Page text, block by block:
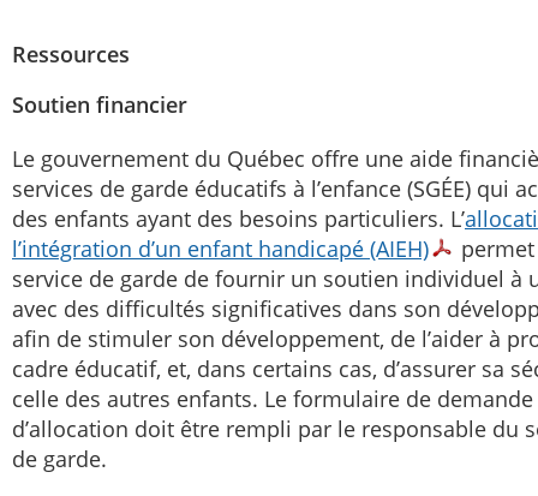
Ressources
Soutien financier
Le gouvernement du Québec offre une aide
services de garde éducatifs à l’enfance (SGÉE) qui
des enfants ayant des besoins particuliers. L’
l’intégration d’un enfant handicapé (AIEH)
service de garde de fournir un soutien individuel à
avec des difficultés significatives dans son
afin de stimuler son développement, de l’aider à
cadre éducatif, et, dans certains cas, d’assurer sa
celle des autres enfants. Le formulaire de demande
d’allocation doit être rempli par le responsable du
de garde.